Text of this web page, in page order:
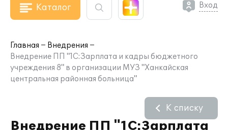
Каталог Вход
Главная
Внедрения
Внедрение ПП "1С:Зарплата и кадры бюджетного
учреждения 8" в организации МУЗ "Ханкайская
центральная районная больница"
Внедрение ПП "1С:Зарплата
К списку